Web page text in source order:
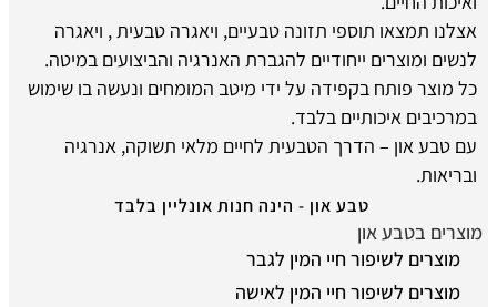
אצלנו תמצאו תוספי תזונה טבעיים, ויאגרה טבעית , ויאגרה
לנשים ומוצרים ייחודיים להגברת האנרגיה והביצועים במיטה.
כל מוצר פותח בקפידה על ידי מיטב המומחים ונעשה בו שימוש
במרכיבים איכותיים בלבד.
עם טבע און – הדרך הטבעית לחיים מלאי תשוקה, אנרגיה
ובריאות.
טבע און - הינה חנות אונליין בלבד
מוצרים בטבע און
מוצרים לשיפור חיי המין לגבר
מוצרים לשיפור חיי המין לאישה